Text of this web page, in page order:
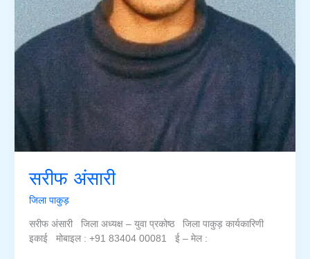
सरीफ अंसारी
जिला पाकुड़
सरीफ अंसारी जिला अध्यक्ष – युवा प्रकोष्ठ जिला पाकुड़ कार्यकारिणी
इकाई मोबाइल : +91 83404 00081 ई – मेल :